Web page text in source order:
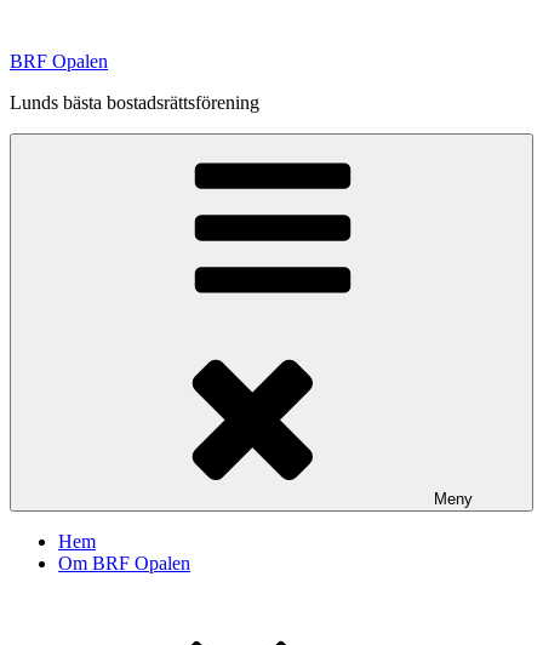
innehåll
BRF Opalen
Lunds bästa bostadsrättsförening
Meny
Hem
Om BRF Opalen